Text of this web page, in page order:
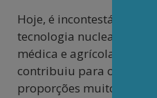
Hoje, é incontestável que
tecnologia nuclear,
médica e agrícola, já
contribuiu para o avanço
proporções muito